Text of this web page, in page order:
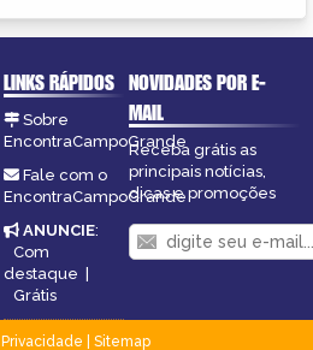
LINKS RÁPIDOS
Sobre
EncontraCampoGrande
Fale com o
EncontraCampoGrande
ANUNCIE:
Com
destaque |
Grátis
NOVIDADES POR E-
MAIL
Receba grátis as
principais notícias,
dicas e promoções
Privacidade
Sitemap